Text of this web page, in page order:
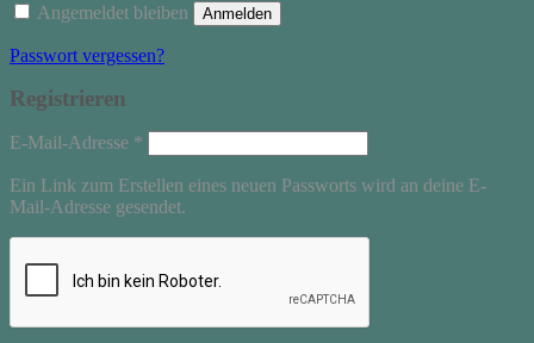
Angemeldet bleiben Anmelden
Passwort vergessen?
Registrieren
E-Mail-Adresse *
Ein Link zum Erstellen eines neuen Passworts wird an deine E-
Mail-Adresse gesendet.